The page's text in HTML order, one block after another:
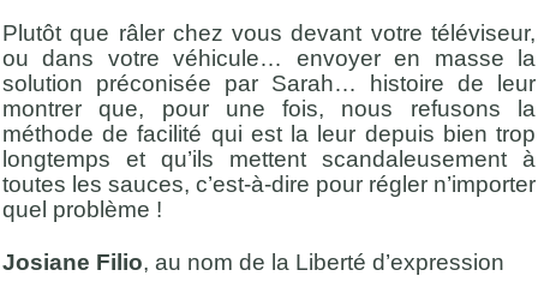
Plutôt que râler chez vous devant votre téléviseur,
ou dans votre véhicule… envoyer en masse la
solution préconisée par Sarah… histoire de leur
montrer que, pour une fois, nous refusons la
méthode de facilité qui est la leur depuis bien trop
longtemps et qu’ils mettent scandaleusement à
toutes les sauces, c’est-à-dire pour régler n’importer
quel problème !
Josiane Filio, au nom de la Liberté d’expression